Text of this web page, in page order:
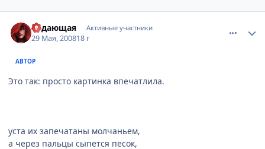
Ведающая Активные участники
29 Мая, 200818 г
АВТОР
Это так: просто картинка впечатлила.
уста их запечатаны молчаньем,
а через пальцы сыпется песок,